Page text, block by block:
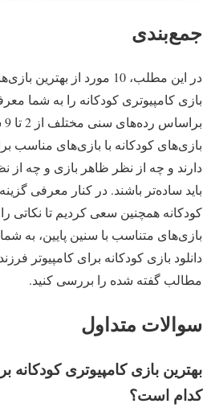
جمع‌بندی
در این مطلب، 10 مورد از
بازی کامپیوتری کودکانه را به شما
بازی‌های کودکانه با بازی‌های مناسب
دارند و چه از نظر ظاهر بازی و چه از
باید ساده‌تر باشند. در کنار معرفی
کودکانه همچنین سعی کردیم تا نکاتی
بازی‌های متناسب با سنین پایین، به
دانلود بازی کودکانه برای کامپیوتر
مطالب گفته شده را بررسی کنید.
سوالات متداول
کدام است؟